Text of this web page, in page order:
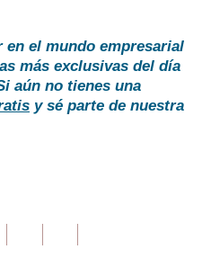
en el mundo empresarial
más exclusivas del día
aún no tienes una
y sé parte de nuestra